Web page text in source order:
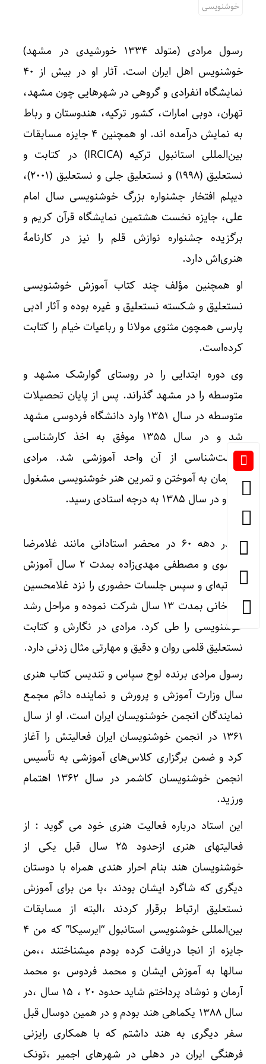
خوشنویسی
رسول مرادی (متولد ۱۳۳۴ خورشیدی در مشهد)
خوشنویس اهل ایران است. آثار او در بیش از ۴۰
نمایشگاه انفرادی و گروهی در شهرهایی چون مشهد،
تهران، دوبی امارات، کشور ترکیه، هندوستان و رباط
به نمایش درآمده اند. او همچنین ۴ جایزه مسابقات
بین‌المللی استانبول ترکیه (IRCICA) در کتابت و
نستعلیق (۱۹۹۸) و نستعلیق جلی و نستعلیق (۲۰۰۱)،
دیپلم افتخار جشنواره بزرگ خوشنویسی سال امام
علی، جایزه نخست هشتمین نمایشگاه قرآن کریم و
برگزیده جشنواره نوازش قلم را نیز در کارنامهٔ
هنری‌اش دارد.
او همچنین مؤلف چند کتاب آموزش خوشنویسی
نستعلیق و شکسته نستعلیق و غیره بوده و آثار ادبی
پارسی همچون مثنوی مولانا و رباعیات خیام را کتابت
کرده‌است.
وی دوره ابتدایی را در روستای گوارشک مشهد و
متوسطه را در مشهد گذراند. پس از پایان تحصیلات
متوسطه در سال ۱۳۵۱ وارد دانشگاه فردوسی مشهد
شد و در سال ۱۳۵۵ موفق به اخذ کارشناسی
زیست‌شناسی از آن واحد آموزشی شد. مرادی
همزمان به آموختن و تمرین هنر خوشنویسی مشغول
بود و در سال ۱۳۸۵ به درجه استادی رسید.
او در دهه ۶۰ در محضر استادانی مانند غلامرضا
موسوی و مصطفی مهدی‌زاده بمدت ۲ سال آموزش
مکاتبه‌ای و سپس جلسات حضوری را نزد غلامحسین
امیرخانی بمدت ۱۳ سال شرکت نموده و مراحل رشد
خوشنویسی را طی کرد. مرادی در نگارش و کتابت
نستعلیق قلمی روان و دقیق و مهارتی مثال زدنی دارد.
رسول مرادی برنده لوح سپاس و تندیس کتاب هنری
سال وزارت آموزش و پرورش و نماینده دائم مجمع
نمایندگان انجمن خوشنویسان ایران است. او از سال
۱۳۶۱ در انجمن خوشنویسان ایران فعالیتش را آغاز
کرد و ضمن برگزاری کلاس‌های آموزشی به تأسیس
انجمن خوشنویسان کاشمر در سال ۱۳۶۲ اهتمام
ورزید.
این استاد درباره فعالیت هنری خود می گوید : از
فعالیتهای هنری ازحدود ۲۵ سال قبل یکی از
خوشنویسان هند بنام احرار هندی همراه با دوستان
دیگری که شاگرد ایشان بودند ،با من برای آموزش
نستعلیق ارتباط برقرار کردند ،البته از مسابقات
بین‌المللی خوشنویسی استانبول “ایرسیکا” که من ۴
جایزه از انجا دریافت کرده بودم میشناختند ،،من
سالها به آموزش ایشان و محمد فردوس ،و محمد
آرمان و نوشاد پرداختم شاید حدود ۲۰ ، ۱۵ سال ،در
سال ۱۳۸۸ یکماهی هند بودم و در همین دوسال قبل
سفر دیگری به هند داشتم که با همکاری رایزنی
فرهنگی ایران در دهلی در شهرهای اجمیر ،تونک